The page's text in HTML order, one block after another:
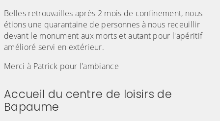
Belles retrouvailles après 2 mois de confinement, nous
étions une quarantaine de personnes à nous receuillir
devant le monument aux morts et autant pour l'apéritif
amélioré servi en extérieur.
Merci à Patrick pour l'ambiance
Accueil du centre de loisirs de
Bapaume